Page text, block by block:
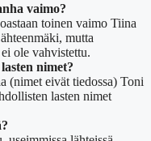
vaimo?
toinen vaimo Tiina
mutta
ole vahvistettu.
nimet?
(nimet eivät tiedossa) Toni
lasten nimet